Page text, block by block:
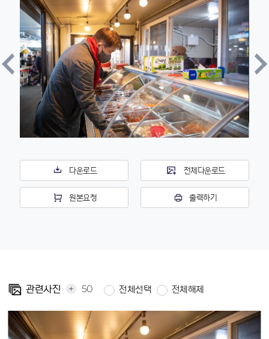
다운로드 전체다운로드
원본요청 출력하기
관련사진 + 50 전체선택 전체해제